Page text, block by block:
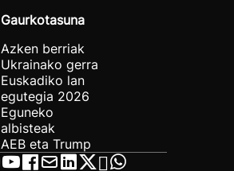
Gaurkotasuna
Azken berriak
Ukrainako gerra
Euskadiko lan
egutegia 2026
Eguneko
albisteak
AEB eta Trump